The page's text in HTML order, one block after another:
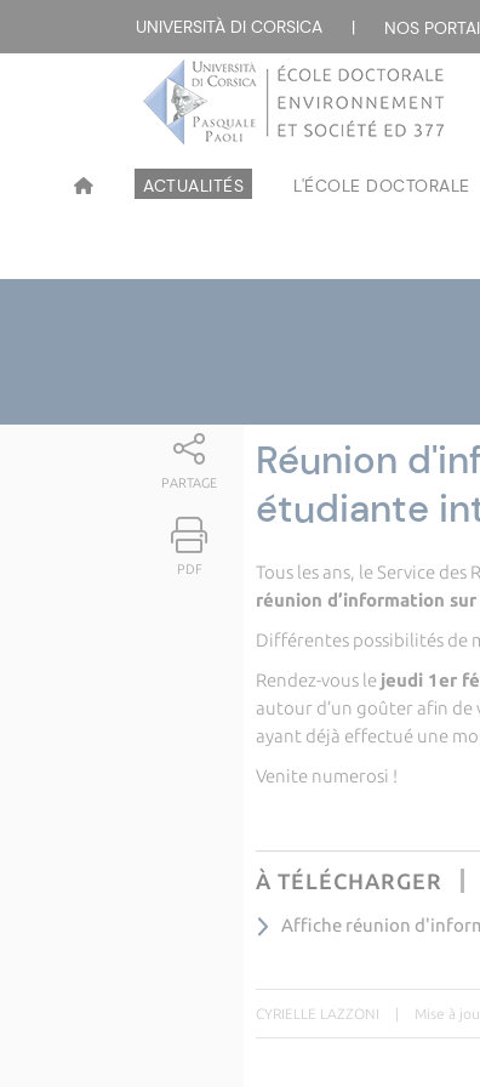
UNIVERSITÀ DI CORSICA | NOS
ACTUALITÉS L'ÉCOLE DOCTORALE
PARTAGE
PDF
Réunion
étudiante
Tous les ans, le Service
réunion d’information
Différentes possibilités de
Rendez-vous le jeudi 1er
autour d’un goûter afin de
ayant déjà effectué une
Venite numerosi !
À TÉLÉCHARGER
Affiche réunion
CYRIELLE LAZZONI | Mise à